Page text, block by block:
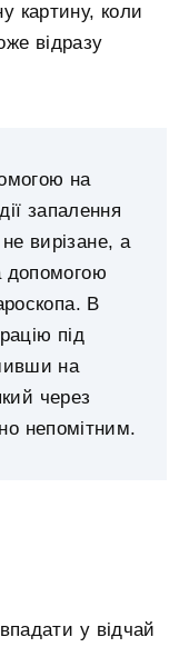
картину, коли
відразу
на
запалення
вирізане, а
допомогою
В
під
на
через
непомітним.
у відчай